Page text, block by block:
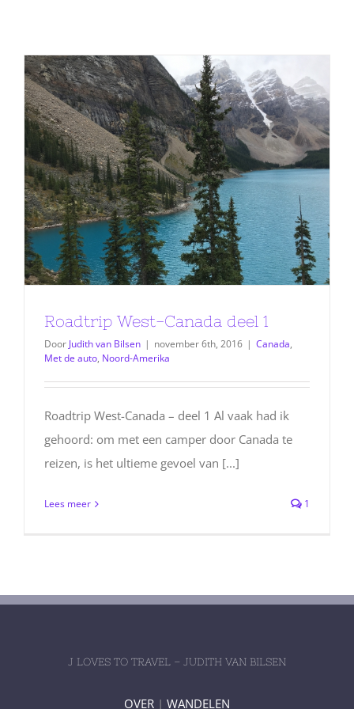
Roadtrip West-Canada deel 1
Door Judith van Bilsen | november 6th, 2016 | Canada,
Met de auto, Noord-Amerika
Roadtrip West-Canada – deel 1 Al vaak had ik
gehoord: om met een camper door Canada te
reizen, is het ultieme gevoel van [...]
Lees meer 1
J LOVES TO TRAVEL – JUDITH VAN BILSEN
OVER | WANDELEN